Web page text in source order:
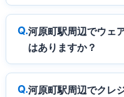
河原町駅周辺でウェ
はありますか？
河原町駅周辺でクレ